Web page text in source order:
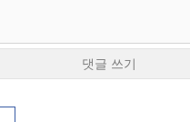
댓글 쓰기